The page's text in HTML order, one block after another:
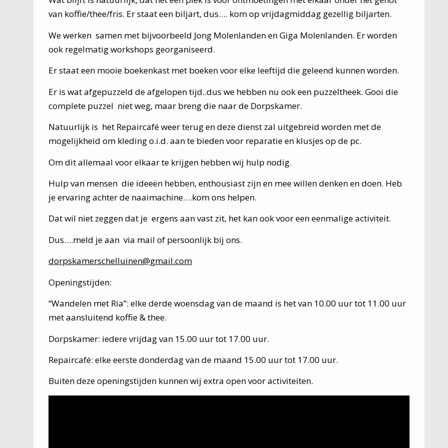
van koffie/thee/fris. Er staat een biljart, dus…. kom op vrijdagmiddag gezellig biljarten.
We werken samen met bijvoorbeeld Jong Molenlanden en Giga Molenlanden. Er worden
ook regelmatig workshops georganiseerd.
Er staat een mooie boekenkast met boeken voor elke leeftijd die geleend kunnen worden.
Er is wat afgepuzzeld de afgelopen tijd..dus we hebben nu ook een puzzeltheek. Gooi die
complete puzzel niet weg, maar breng die naar de Dorpskamer.
Natuurlijk is het Repaircafé weer terug en deze dienst zal uitgebreid worden met de
mogelijkheid om kleding o.i.d. aan te bieden voor reparatie en klusjes op de pc.
Om dit allemaal voor elkaar te krijgen hebben wij hulp nodig.
Hulp van mensen die ideeën hebben, enthousiast zijn en mee willen denken en doen. Heb
je ervaring achter de naaimachine….kom ons helpen.
Dat wil niet zeggen dat je ergens aan vast zit, het kan ook voor een eenmalige activiteit.
Dus….meld je aan via mail of persoonlijk bij ons.
dorpskamerschelluinen@gmail.com
Openingstijden:
“Wandelen met Ria”: elke derde woensdag van de maand is het van 10.00 uur tot 11.00 uur
met aansluitend koffie & thee.
Dorpskamer: iedere vrijdag van 15.00 uur tot 17.00 uur.
Repaircafé: elke eerste donderdag van de maand 15.00 uur tot 17.00 uur.
Buiten deze openingstijden kunnen wij extra open voor activiteiten.